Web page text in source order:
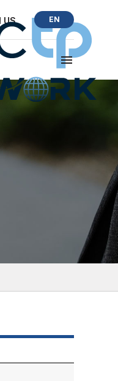
US EN